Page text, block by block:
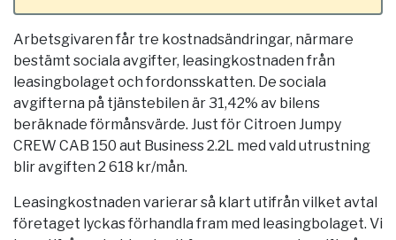
Arbetsgivaren får tre kostnadsändringar, närmare
bestämt sociala avgifter, leasingkostnaden från
leasingbolaget och fordonsskatten. De sociala
avgifterna på tjänstebilen är 31,42% av bilens
beräknade förmånsvärde. Just för Citroen Jumpy
CREW CAB 150 aut Business 2.2L med vald utrustning
blir avgiften 2 618 kr/mån.
Leasingkostnaden varierar så klart utifrån vilket avtal
företaget lyckas förhandla fram med leasingbolaget. Vi